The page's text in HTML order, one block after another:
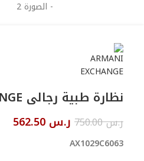
نظارة طبية رجالى ARMANI EXCHANGE
ر.س750.00 ر.س
AX1029C6063